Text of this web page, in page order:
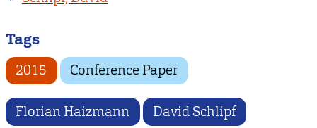
Tags
2015 Conference Paper
Florian Haizmann David Schlipf